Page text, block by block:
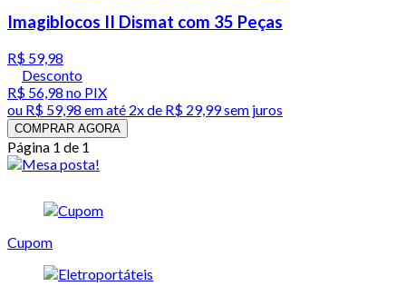
Imagiblocos II Dismat com 35 Peças
R$ 59,98
Desconto
R$ 56,98 no PIX
ou R$ 59,98 em até 2x de R$ 29,99 sem juros
COMPRAR AGORA
Página 1 de 1
Cupom